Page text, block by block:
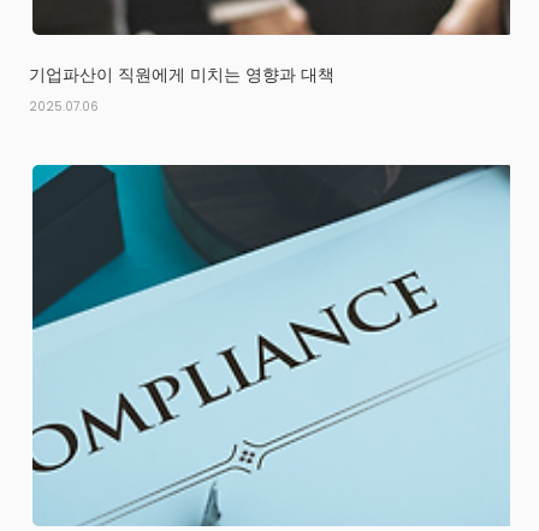
기업파산이 직원에게 미치는 영향과 대책
2025.07.06